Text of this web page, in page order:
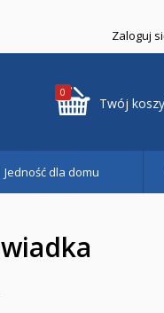
Zaloguj
0
Twój
Jedność dla domu